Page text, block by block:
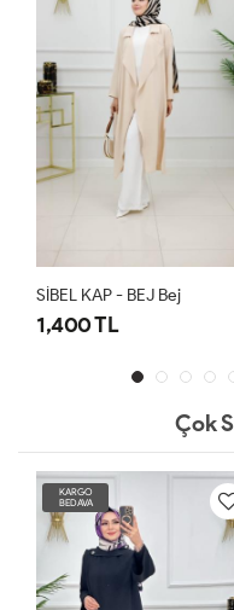
SİBEL KAP - BEJ Bej
1,400 TL
Çok
KARGO
BEDAVA